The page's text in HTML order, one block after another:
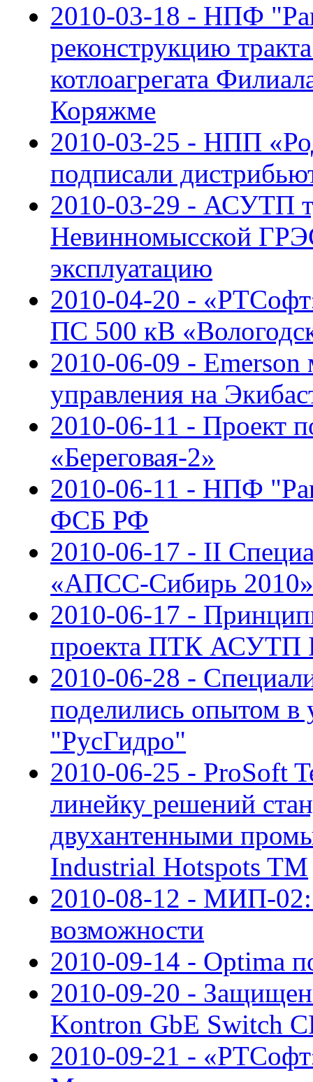
2010-03-18 - НПФ
реконструкцию
котлоагрегата
Коряжме
2010-03-25 - НПП
подписали
2010-03-29 - АСУТП
Невинномысской
эксплуатацию
2010-04-20 -
ПС 500 кВ
2010-06-09 - Emerson
управления на
2010-06-11 - Проект
«Береговая-2»
2010-06-11 - НПФ
ФСБ РФ
2010-06-17 - II
«АПСС-Сибирь
2010-06-17 -
проекта ПТК АСУТП
2010-06-28 -
поделились опытом
"РусГидро"
2010-06-25 - ProSoft
линейку решений
двухантенными
Industrial Hotspots TM
2010-08-12 - МИП-02:
возможности
2010-09-14 - Optima
2010-09-20 -
Kontron GbE Switch
2010-09-21 -